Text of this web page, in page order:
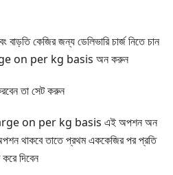
বাড়তি কেজির জন্য ডেলিভারি চার্জ নিতে চান
on per kg basis অন করুন
তা সেট করুন
on per kg basis এই অপশন অন
থাকবে তাতে প্রথম এককেজির পর প্রতি
দিবেন